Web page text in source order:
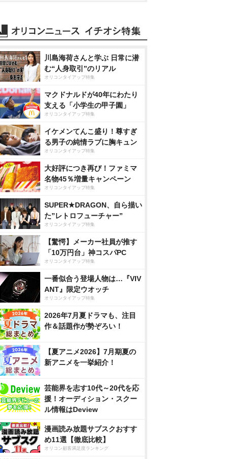
川島海荷さんと学ぶ 日常に潜
む“人身取引”のリアル
オリコンタイアップ特集
マクドナルドが40年にわたり
支える「小学生の甲子園」
オリコンタイアップ特集
イケメンてんこ盛り！尊すぎ
る男子の純情ラブに胸キュン
オリコンタイアップ特集
大好評につき再び！ファミマ
名物45％増量キャンペーン
オリコンタイアップ特集
SUPER★DRAGON、自ら描い
た”レトロフューチャー”
オリコンタイアップ特集
【驚愕】メーカー社員が推す
「10万円台」神コスパPC
オリコンタイアップ特集
一番似合う登場人物は…『VIV
ANT』限定ウオッチ
オリコンタイアップ特集
2026年7月夏ドラマも、注目
作＆話題作が勢ぞろい！
【夏アニメ2026】7月期夏の
新アニメを一挙紹介！
芸能界を志す10代～20代を応
援！オーディション・スクー
ル情報はDeview
漫画読み放題サブスクおすす
め11選【徹底比較】
オリコン顧客満足度ランキング